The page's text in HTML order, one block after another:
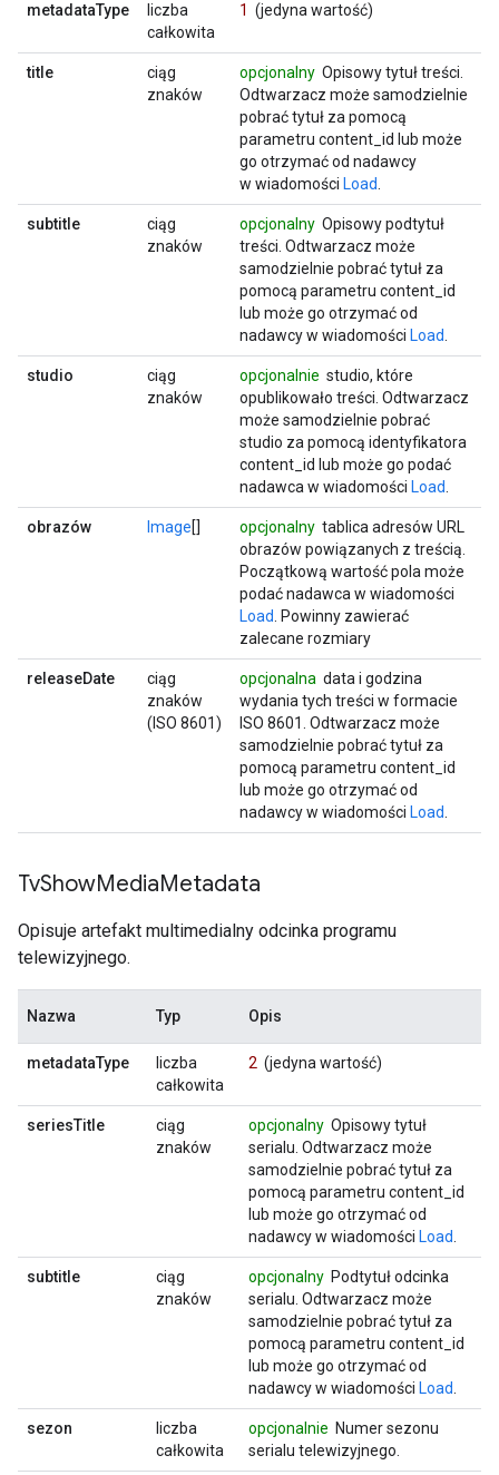
metadataType
liczba
całkowita
1 (jedyna wartość)
title
ciąg
znaków
opcjonalny Opisowy tytuł treści.
Odtwarzacz może samodzielnie
pobrać tytuł za pomocą
parametru content_id lub może
go otrzymać od nadawcy
w wiadomości Load
subtitle
ciąg
znaków
opcjonalny Opisowy podtytuł
treści. Odtwarzacz może
samodzielnie pobrać tytuł za
pomocą parametru content_id
lub może go otrzymać od
nadawcy w wiadomości Load
studio
ciąg
znaków
opcjonalnie studio, które
opublikowało treści. Odtwarzacz
może samodzielnie pobrać
studio za pomocą identyfikatora
content_id lub może go podać
nadawca w wiadomości Load
obrazów Image[] opcjonalny tablica adresów URL
obrazów powiązanych z treścią.
Początkową wartość pola może
podać nadawca w wiadomości
Load
. Powinny zawierać
zalecane rozmiary
releaseDate
ciąg
znaków
(ISO 8601)
opcjonalna data i godzina
wydania tych treści w formacie
ISO 8601. Odtwarzacz może
samodzielnie pobrać tytuł za
pomocą parametru content_id
lub może go otrzymać od
nadawcy w wiadomości Load
TvShowMediaMetadata
Opisuje artefakt multimedialny odcinka programu
telewizyjnego.
Nazwa Typ Opis
metadataType
liczba
całkowita
2 (jedyna wartość)
seriesTitle
ciąg
znaków
opcjonalny Opisowy tytuł
serialu. Odtwarzacz może
samodzielnie pobrać tytuł za
pomocą parametru content_id
lub może go otrzymać od
nadawcy w wiadomości Load
subtitle
ciąg
znaków
opcjonalny Podtytuł odcinka
serialu. Odtwarzacz może
samodzielnie pobrać tytuł za
pomocą parametru content_id
lub może go otrzymać od
nadawcy w wiadomości Load
sezon
liczba
całkowita
opcjonalnie Numer sezonu
serialu telewizyjnego.